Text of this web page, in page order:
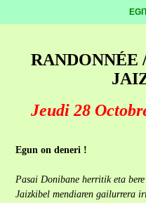
RANDONNÉE
Jeudi 28
Egun on deneri !
Pasai Donibane herritik eta
Jaizkibel mendiaren gailurrera